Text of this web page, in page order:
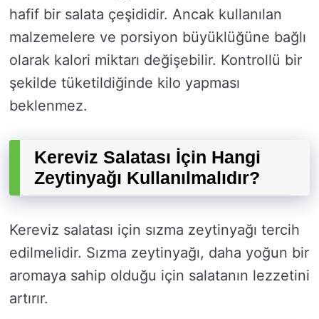
hafif bir salata çeşididir. Ancak kullanılan
malzemelere ve porsiyon büyüklüğüne bağlı
olarak kalori miktarı değişebilir. Kontrollü bir
şekilde tüketildiğinde kilo yapması
beklenmez.
Kereviz Salatası İçin Hangi
Zeytinyağı Kullanılmalıdır?
Kereviz salatası için sızma zeytinyağı tercih
edilmelidir. Sızma zeytinyağı, daha yoğun bir
aromaya sahip olduğu için salatanın lezzetini
artırır.